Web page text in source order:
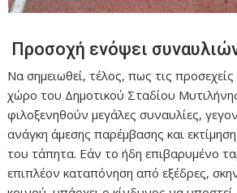
Προσοχή ενόψει
Να σημειωθεί, τέλος, πως τις
χώρο του Δημοτικού Σταδίου
φιλοξενηθούν μεγάλες συναυλίες,
ανάγκη άμεσης παρέμβασης και
του τάπητα. Εάν το ήδη επιβαρυμένο
επιπλέον καταπόνηση από εξέδρες,